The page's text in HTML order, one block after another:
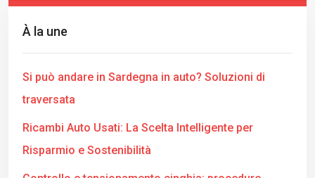
À la une
Si può andare in Sardegna in auto? Soluzioni di
traversata
Ricambi Auto Usati: La Scelta Intelligente per
Risparmio e Sostenibilità